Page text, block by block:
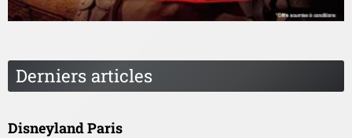
Derniers articles
Disneyland Paris